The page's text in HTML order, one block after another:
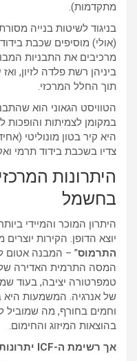
מתקדמות).
בניגוד לשיטות בנייה
(אולי) מוסיפים שכבת
מרכיבים את התבניות
ביניהן רשת פלדה לזיון, ואז
תוך החלל המרכזי.
הטוויסט הגאוני הוא
במקומן לצמיתות
היא קיר בטון מונוליטי
צדיו בשכבת בידוד תרמי
היתרונות
בחשמל
היתרון המוכר והמיידי
יוצא הדופן. הקירות
התרמוס” – המבנה אטום
המסה התרמית האדירה
טמפרטורה יציבה, בעוד
של אנרגיה. המשמעות היא
בהוצאות המיזוג והחימום.
אך רשימת ה-ICF יתרונות לא נגמרת כאן: